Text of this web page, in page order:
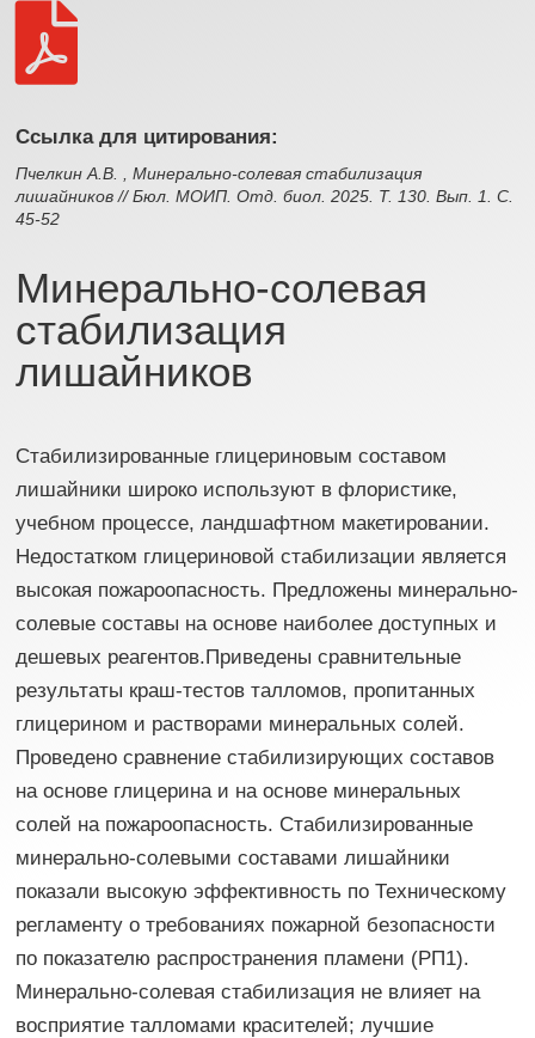

Ссылка для цитирования:
Пчелкин А.В. , Минерально-солевая стабилизация
лишайников // Бюл. МОИП. Отд. биол. 2025. Т. 130. Вып. 1. С.
45-52
Минерально-солевая
стабилизация
лишайников
Стабилизированные глицериновым составом
лишайники широко используют в флористике,
учебном процессе, ландшафтном макетировании.
Недостатком глицериновой стабилизации является
высокая пожароопасность. Предложены минерально-
солевые составы на основе наиболее доступных и
дешевых реагентов.Приведены сравнительные
результаты краш-тестов талломов, пропитанных
глицерином и растворами минеральных солей.
Проведено сравнение стабилизирующих составов
на основе глицерина и на основе минеральных
солей на пожароопасность. Стабилизированные
минерально-солевыми составами лишайники
показали высокую эффективность по Техническому
регламенту о требованиях пожарной безопасности
по показателю распространения пламени (РП1).
Минерально-солевая стабилизация не влияет на
восприятие талломами красителей; лучшие